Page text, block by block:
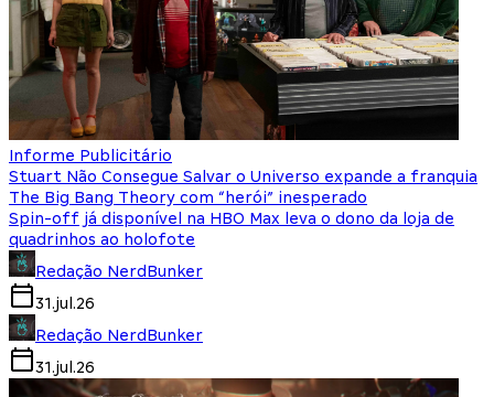
Informe Publicitário
Stuart Não Consegue Salvar o Universo expande a franquia
The Big Bang Theory com “herói” inesperado
Spin-off já disponível na HBO Max leva o dono da loja de
quadrinhos ao holofote
Redação NerdBunker
31.jul.26
Redação NerdBunker
31.jul.26